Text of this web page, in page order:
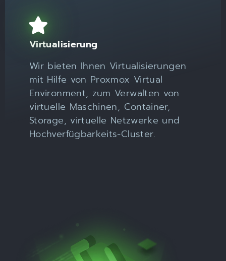
Virtualisierung
Wir bieten Ihnen Virtualisierungen
mit Hilfe von Proxmox Virtual
Environment, zum Verwalten von
virtuelle Maschinen, Container,
Storage, virtuelle Netzwerke und
Hochverfügbarkeits-Cluster.